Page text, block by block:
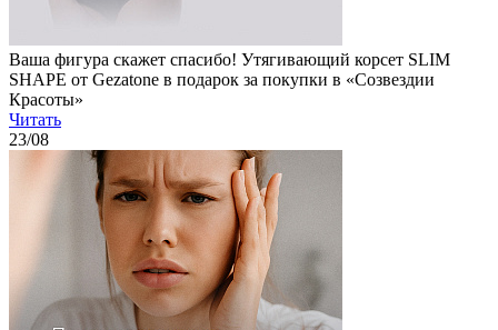
Ваша фигура скажет спасибо! Утягивающий корсет SLIM
SHAPE от Gezatone в подарок за покупки в «Созвездии
Красоты»
Читать
23/08